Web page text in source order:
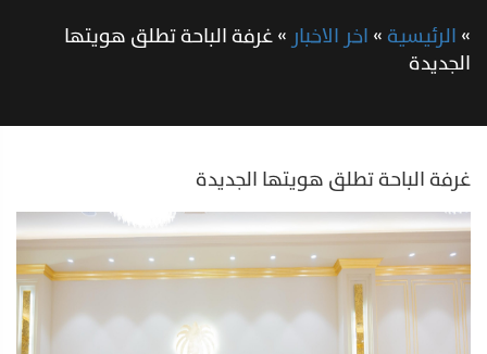
»الرئيسية»اخر الاخبار »غرفة الباحة تطلق هويتها
الجديدة
غرفة الباحة تطلق هويتها الجديدة